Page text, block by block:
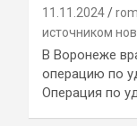
11.11.2024
источником
В Воронеже
операцию по
Операция по